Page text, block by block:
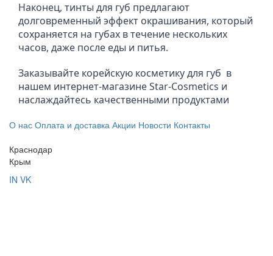
Наконец, тинты для губ предлагают
долговременный эффект окрашивания, который
сохраняется на губах в течение нескольких
часов, даже после еды и питья.
Заказывайте корейскую косметику для губ  в
нашем интернет-магазине Star-Cosmetics и
наслаждайтесь качественными продуктами
О нас Оплата и доставка Акции Новости Контакты
Краснодар
Крым
IN VK